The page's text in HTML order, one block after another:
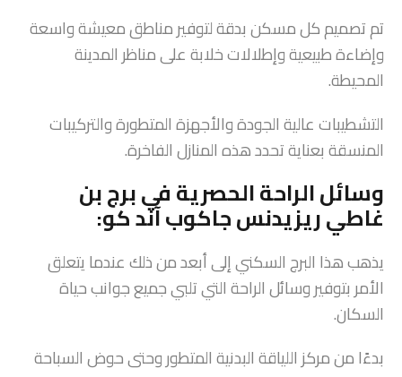
تم تصميم كل مسكن بدقة لتوفير مناطق معيشة واسعة
وإضاءة طبيعية وإطلالات خلابة على مناظر المدينة
المحيطة.
التشطيبات عالية الجودة والأجهزة المتطورة والتركيبات
المنسقة بعناية تحدد هذه المنازل الفاخرة.
وسائل الراحة الحصرية في برج بن
غاطي ريزيدنس جاكوب آند كو:
يذهب هذا البرج السكني إلى أبعد من ذلك عندما يتعلق
الأمر بتوفير وسائل الراحة التي تلبي جميع جوانب حياة
السكان.
بدءًا من مركز اللياقة البدنية المتطور وحتى حوض السباحة